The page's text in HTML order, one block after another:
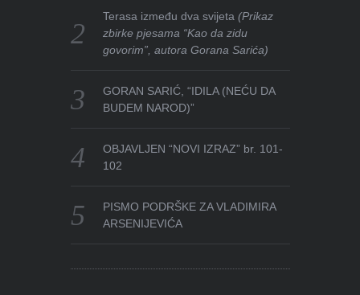
Terasa između dva svijeta(Prikaz
zbirke pjesama “Kao da zidu
govorim”, autora Gorana Sarića)
GORAN SARIĆ, “IDILA (NEĆU DA
BUDEM NAROD)”
OBJAVLJEN “NOVI IZRAZ” br. 101-
102
PISMO PODRŠKE ZA VLADIMIRA
ARSENIJEVIĆA